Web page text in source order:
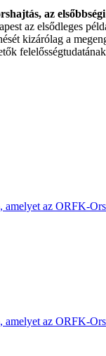
az
az elsődleges
kizárólag a
az ORFK-
az ORFK-